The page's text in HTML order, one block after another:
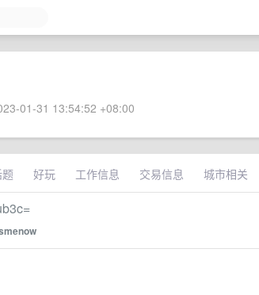
01-31 13:54:52 +08:00
好玩 工作信息 交易信息 城市相关